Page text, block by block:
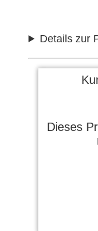
Details zur
Dieses